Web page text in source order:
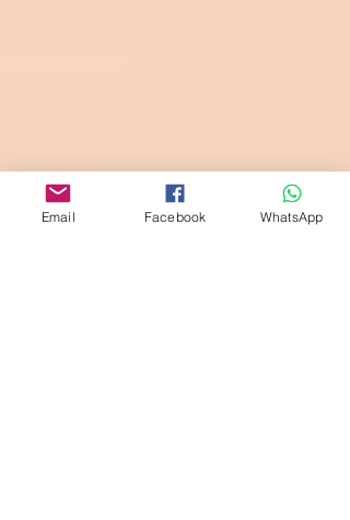
Email Facebook WhatsApp